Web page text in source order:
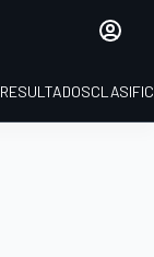
RESULTADOS